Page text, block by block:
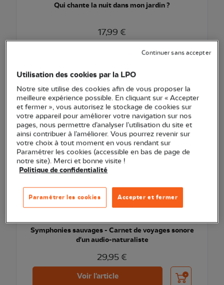
Qui chante la nuit dans mon jardin ?
17,99 €
Ajouter au
NOUVEAU
Symphonies sauvages - Carnet de voyages sonore
d'un audio-naturaliste
29,95 €
Voir l'article Ajouter au
Utilisation des cookies par la LPO
Notre site utilise des cookies afin de vous proposer la
meilleure expérience possible. En cliquant sur « Accepter
et fermer », vous autorisez le stockage de cookies sur
votre appareil pour améliorer votre navigation sur nos
pages, nous permettre d’analyser l’utilisation du site et
ainsi contribuer à l’améliorer. Vous pourrez revenir sur
votre choix à tout moment en vous rendant sur
Paramétrer les cookies (accessible en bas de page de
notre site). Merci et bonne visite !
Politique de confidentialité
Accepter et fermer
Paramétrer les cookies
Continuer sans accepter